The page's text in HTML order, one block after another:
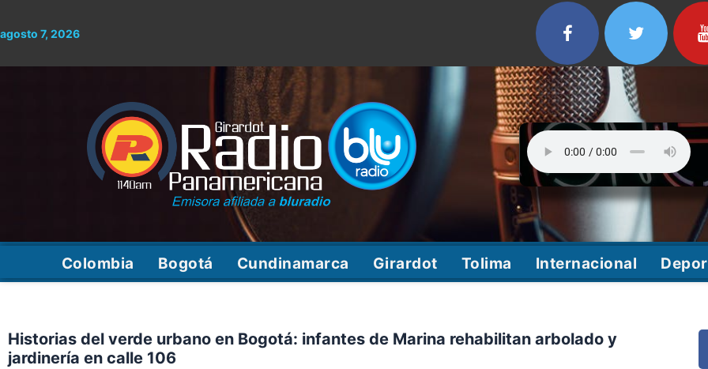
al
agosto 7, 2026
Colombia Bogotá Cundinamarca Girardot Tolima Internacional
Historias del verde urbano en Bogotá: infantes de Marina rehabilitan arbolado y
jardinería en calle 106